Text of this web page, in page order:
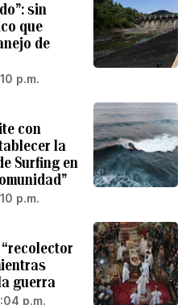
sin
que
de
p.m.
con
la
Surfing en
p.m.
guerra
p.m.